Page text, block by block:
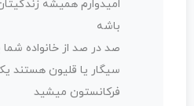
امیدوارم همیشه
باشه
صد در صد از خانواده شما
سیگار یا قلیون هستند
فرکانستون میشید